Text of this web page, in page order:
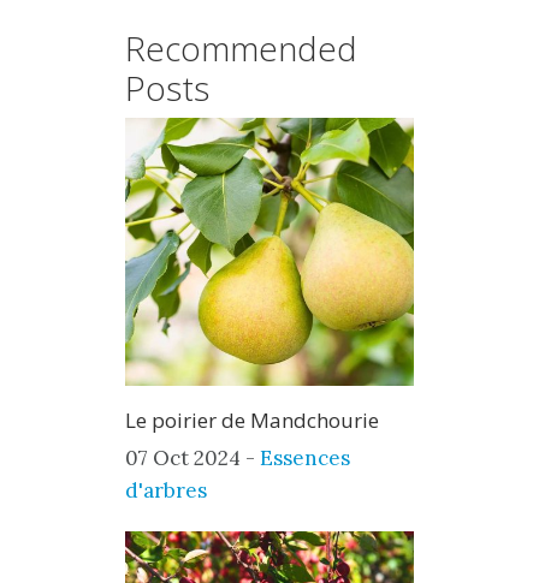
Recommended
Posts
Le poirier de Mandchourie
07 Oct 2024 - Essences
d'arbres